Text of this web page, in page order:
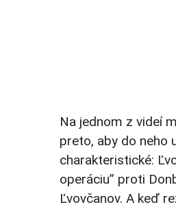
Na jednom z videí
preto, aby do neho
charakteristické:
operáciu” proti
Ľvovčanov. A keď